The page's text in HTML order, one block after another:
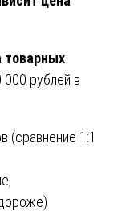
товарных
000 рублей в
(сравнение 1:1